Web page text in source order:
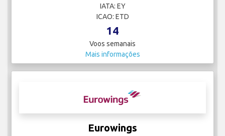
IATA: EY
ICAO: ETD
14
Voos semanais
Mais informações
Eurowings